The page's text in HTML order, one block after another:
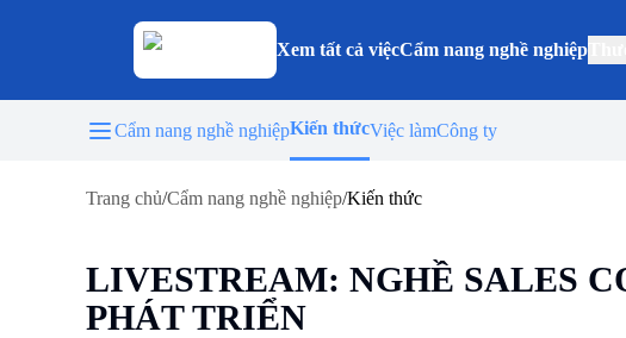
Xem tất cả việcCẩm nang nghề nghiệp
Cẩm nang nghề nghiệpKiến thứcViệc làmCông ty
Trang chủ/Cẩm nang nghề nghiệp/Kiến thức
LIVESTREAM: NGHỀ SALES
PHÁT TRIỂN